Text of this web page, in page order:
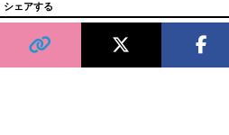
シェアする